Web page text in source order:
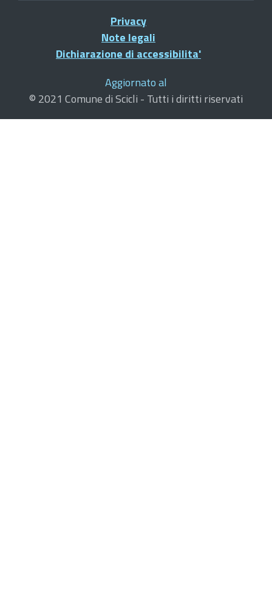
Privacy
Note legali
Dichiarazione di accessibilita'
Aggiornato al
© 2021 Comune di Scicli - Tutti i diritti riservati